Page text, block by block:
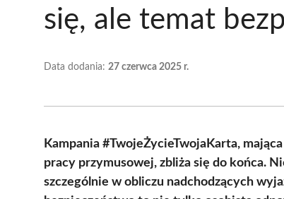
się, ale temat
Data dodania: 27 czerwca 2025 r.
Kampania #TwojeŻycieTwojaKarta,
pracy przymusowej, zbliża się do końca.
szczególnie w obliczu nadchodzących